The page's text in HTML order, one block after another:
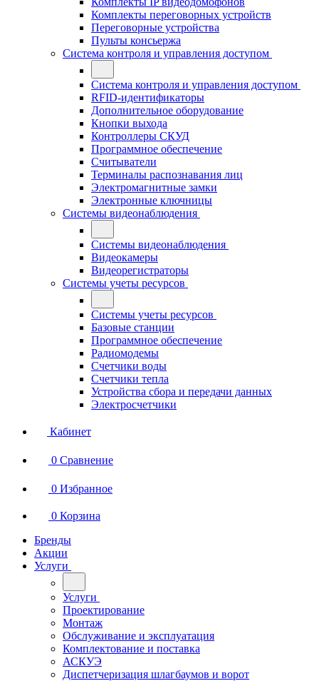
Комплекты переговорных устройств
Переговорные устройства
Пульты консьержа
Система контроля и управления доступом
Система контроля и управления доступом
RFID-идентификаторы
Дополнительное оборудование
Кнопки выхода
Контроллеры СКУД
Программное обеспечение
Считыватели
Терминалы распознавания лиц
Электромагнитные замки
Электронные ключницы
Системы видеонаблюдения
Системы видеонаблюдения
Видеокамеры
Видеорегистраторы
Системы учеты ресурсов
Системы учеты ресурсов
Базовые станции
Программное обеспечение
Радиомодемы
Счетчики воды
Счетчики тепла
Устройства сбора и передачи данных
Электросчетчики
Кабинет
0 Сравнение
0 Избранное
0 Корзина
Бренды
Акции
Услуги
Услуги
Проектирование
Монтаж
Обслуживание и эксплуатация
Комплектование и поставка
АСКУЭ
Диспетчеризация шлагбаумов и ворот